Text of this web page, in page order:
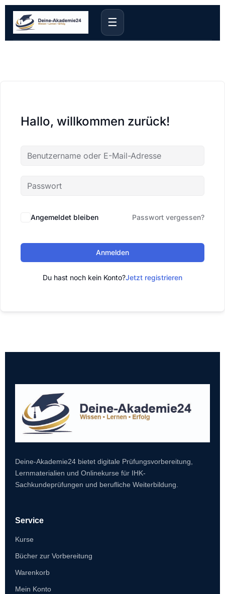
☰
Hallo, willkommen zurück!
Angemeldet bleiben Passwort vergessen?
Anmelden
Du hast noch kein Konto?Jetzt registrieren
Deine-Akademie24 bietet digitale Prüfungsvorbereitung,
Lernmaterialien und Onlinekurse für IHK-
Sachkundeprüfungen und berufliche Weiterbildung.
Service
Kurse
Bücher zur Vorbereitung
Warenkorb
Mein Konto